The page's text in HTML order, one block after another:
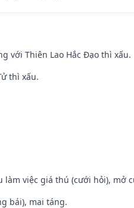
với Thiên Lao Hắc Đạo thì xấu.
thì xấu.
làm việc giá thú (cưới hỏi), mở
bái), mai táng.